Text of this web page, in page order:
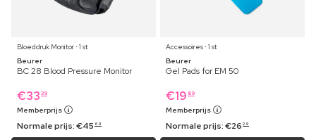
Bloeddruk Monitor ⋅ 1 st
Beurer
BC 28 Blood Pressure Monitor
€33 39
Memberprijs
Normale prijs:€45 69
Accessoires ⋅ 1 st
Beurer
Gel Pads for EM 50
€19 89
Memberprijs
Normale prijs:€26 29